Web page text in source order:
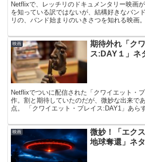
Netflixで、レッチリのドキュメンタリー映画
を知っている訳ではないが、結構好きなバン
リの、バンド始まりのいきさつを知れる映画
映画
期待外れ「ク
ス:DAY１」ネ
Netflixでついに配信された「クワイエット・
作。割と期待していたのだが、微妙な出来で
点。 「クワイエット・プレイス:DAY1」あら
映画
微妙！「エク
地球奪還」ネ